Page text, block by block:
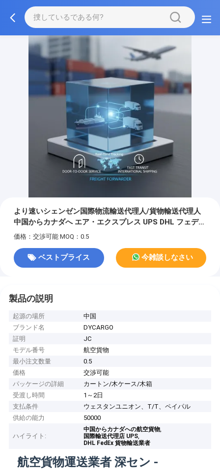
より速いシェンゼン国際物流輸送代理人/貨物輸送代理人
中国からカナダへ エア・エクスプレス UPS DHL フェデッ
クス
価格：交渉可能 MOQ：0.5
ベストプライス 今雑談しなさい
製品の説明
起源の場所
中国
ブランド名
DYCARGO
証明
JC
モデル番号
航空貨物
最小注文数量
0.5
価格
交渉可能
パッケージの詳細
カートン/木ケース/木箱
受渡し時間
1～2日
支払条件
ウェスタンユニオン、T/T、ペイパル
供給の能力
50000
ハイライト:
中国からカナダへの航空貨物,
国際輸送代理店 UPS,
DHL FedEx 貨物輸送業者
航空貨物運送業者 深セン -